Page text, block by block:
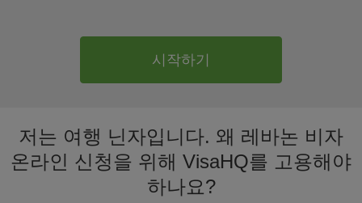
시작하기
저는 여행 닌자입니다. 왜 레바논 비자
온라인 신청을 위해 VisaHQ를 고용해야
하나요?